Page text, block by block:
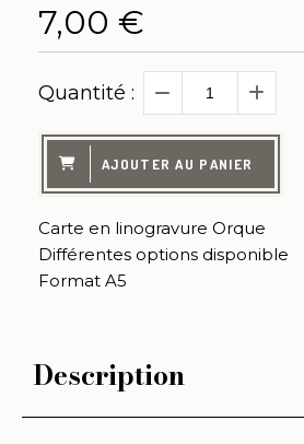
7,00 €
Quantité :
AJOUTER AU PANIER
Carte en linogravure Orque
Différentes options disponible
Format A5
Description